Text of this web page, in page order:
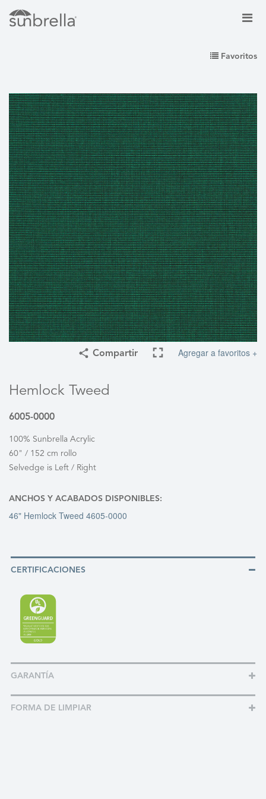
Favoritos
Compartir Agregar a favoritos +
Hemlock Tweed
6005-0000
100% Sunbrella Acrylic
60" / 152 cm rollo
Selvedge is Left / Right
ANCHOS Y ACABADOS DISPONIBLES:
46" Hemlock Tweed 4605-0000
CERTIFICACIONES
GARANTÍA
FORMA DE LIMPIAR